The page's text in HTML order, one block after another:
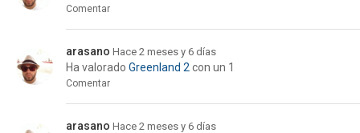
Comentar
arasano Hace 2 meses y 6 días
Ha valorado Greenland 2 con un 1
Comentar
arasano Hace 2 meses y 6 días